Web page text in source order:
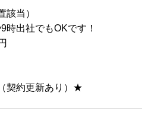
当）
出社でもOKです！
契約更新あり）★